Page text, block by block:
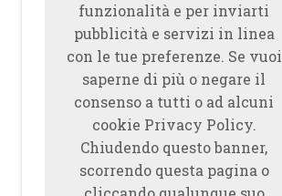
funzionalità e per inviarti
pubblicità e servizi in linea
con le tue preferenze. Se vuoi
saperne di più o negare il
consenso a tutti o ad alcuni
cookie Privacy Policy.
Chiudendo questo banner,
scorrendo questa pagina o